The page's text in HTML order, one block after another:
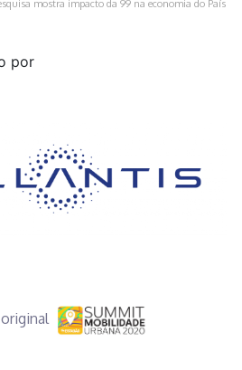
mostra impacto da 99 na economia do País
por